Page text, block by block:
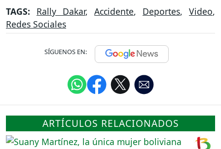
TAGS: Rally Dakar, Accidente, Deportes, Video,
Redes Sociales
SÍGUENOS EN:
ARTÍCULOS RELACIONADOS